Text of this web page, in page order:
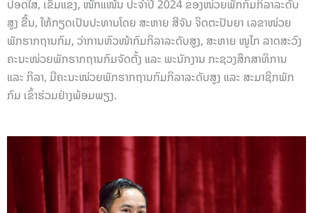
ປອດໃສ, ເຂັ້ມແຂງ, ໜັກແໜ້ນ ປະຈຳປີ 2024 ຂອງໜ່ວຍພັກກົມກິລາລະດັບ
ສູງ ຂື້ນ, ໃຫ້ກຽດເປັນປະທານໂດຍ ສະຫາຍ ສີຈັນ ຈິດຕະປັນຍາ ເລຂາໜ່ວຍ
ພັກຮາກຖານກົມ, ວ່າການຫົວໜ້າກົມກິລາລະດັບສູງ, ສະຫາຍ ໜູໄກ ລາດສະວົງ
ຄະນະໜ່ວຍພັກຮາກຖານກົມຈັດຕັ້ງ ແລະ ພະນັກງານ ກະຊວງສຶກສາທິການ
ແລະ ກິລາ, ມີຄະນະໜ່ວຍພັກຮາກຖານກົມກິລາລະດັບສູງ ແລະ ສະມາຊິກພັກ
ກົມ ເຂົ້າຮ່ວມຢ່າງພ້ອມພຽງ.